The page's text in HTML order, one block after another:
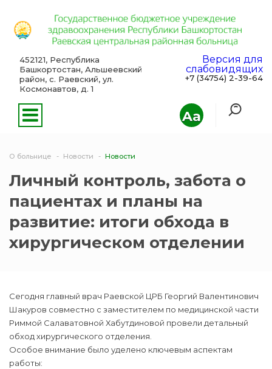
Aa
452121, Республика
Башкортостан, Альшеевский
район, с. Раевский, ул.
Космонавтов, д. 1
Версия для
слабовидящих
+7 (34754) 2-39-64
О больнице Новости Новости
Личный контроль, забота о
пациентах и планы на
развитие: итоги обхода в
хирургическом отделении
Сегодня главный врач Раевской ЦРБ Георгий Валентинович
Шакуров совместно с заместителем по медицинской части
Риммой Салаватовной Хабутдиновой провели детальный
обход хирургического отделения.
Особое внимание было уделено ключевым аспектам
работы: